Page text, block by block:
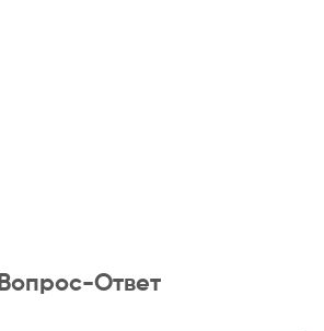
Вопрос-Ответ